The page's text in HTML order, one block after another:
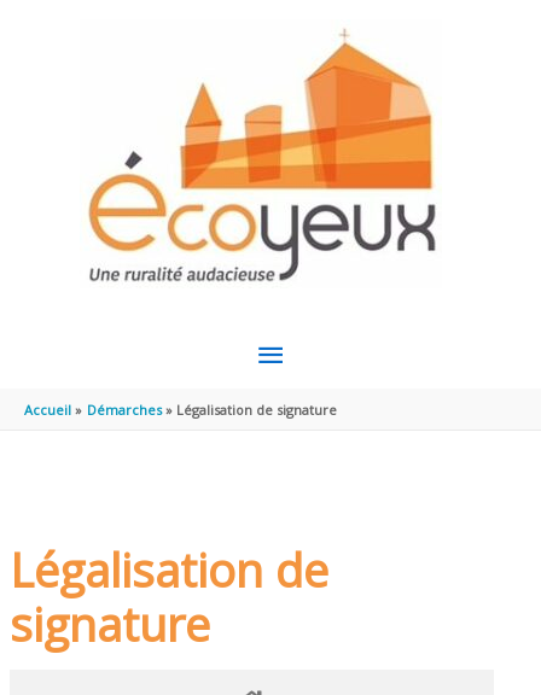
MENU
PRINCIPAL
Accueil Démarches Légalisation de signature
Légalisation de
signature